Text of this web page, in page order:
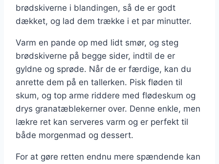
brødskiverne i blandingen, så de er godt
dækket, og lad dem trække i et par minutter.
Varm en pande op med lidt smør, og steg
brødskiverne på begge sider, indtil de er
gyldne og sprøde. Når de er færdige, kan du
anrette dem på en tallerken. Pisk fløden til
skum, og top arme riddere med flødeskum og
drys granatæblekerner over. Denne enkle, men
lækre ret kan serveres varm og er perfekt til
både morgenmad og dessert.
For at gøre retten endnu mere spændende kan